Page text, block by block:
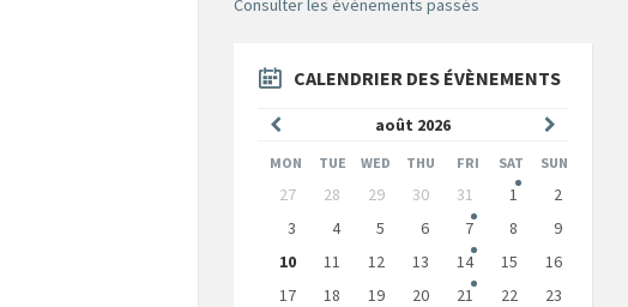
Consulter les évènements passés
CALENDRIER DES ÉVÈNEMENTS
août 2026
précédent
Mois
suivant
MON TUE WED THU FRI SAT SUN
Skip
calendar
days
27 28 29 30 31 1
2
3
4 5 6 7 8
9
10
11 12 13 14 15
16
17
18 19 20 21 22
23